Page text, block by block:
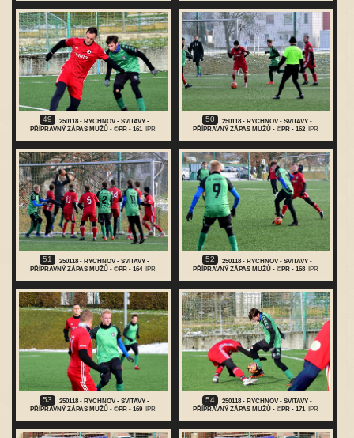
49
250118 - RYCHNOV - SVITAVY -
PŘÍPRAVNÝ ZÁPAS MUŽŮ - ©PR - 161
IPR
50
250118 - RYCHNOV - SVITAVY -
PŘÍPRAVNÝ ZÁPAS MUŽŮ - ©PR - 162
IPR
51
250118 - RYCHNOV - SVITAVY -
PŘÍPRAVNÝ ZÁPAS MUŽŮ - ©PR - 164
IPR
52
250118 - RYCHNOV - SVITAVY -
PŘÍPRAVNÝ ZÁPAS MUŽŮ - ©PR - 168
IPR
53
250118 - RYCHNOV - SVITAVY -
PŘÍPRAVNÝ ZÁPAS MUŽŮ - ©PR - 169
IPR
54
250118 - RYCHNOV - SVITAVY -
PŘÍPRAVNÝ ZÁPAS MUŽŮ - ©PR - 171
IPR